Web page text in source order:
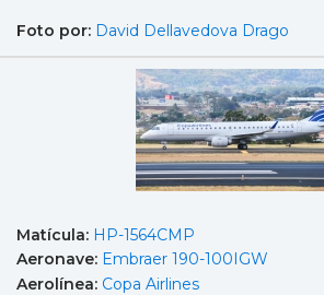
Foto por: David Dellavedova Drago
Matícula: HP-1564CMP
Aeronave: Embraer 190-100IGW
Aerolínea: Copa Airlines